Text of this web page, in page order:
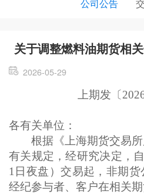
公司公告
关于调整燃料油期货相
2026-05-29
上期发〔
各有关单位：
根据《上海期货交易
有关规定，经研究决定，
1日夜盘）交易起， 非期货
经纪参与者、客户在相关